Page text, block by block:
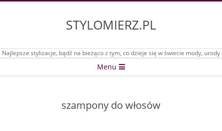
STYLOMIERZ.PL
Najlepsze stylizacje, bądź na bieżąco z tym, co dzieje się w świecie mody, urody
Menu
szampony do włosów